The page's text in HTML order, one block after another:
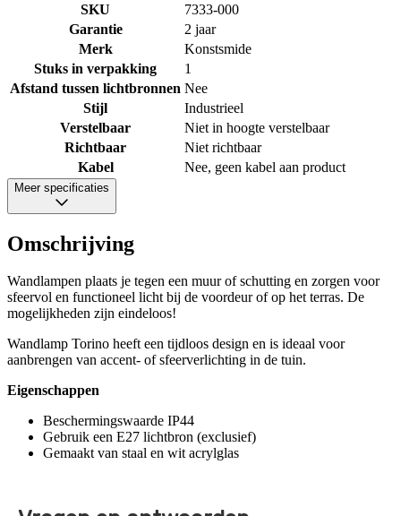
SKU
7333-000
Garantie
2 jaar
Merk
Konstsmide
Stuks in verpakking
1
Afstand tussen lichtbronnen Nee
Stijl
Industrieel
Verstelbaar
Niet in hoogte verstelbaar
Richtbaar
Niet richtbaar
Kabel
Nee, geen kabel aan product
Meer specificaties
Omschrijving
Wandlampen plaats je tegen een muur of schutting en zorgen voor
sfeervol en functioneel licht bij de voordeur of op het terras. De
mogelijkheden zijn eindeloos!
Wandlamp Torino heeft een tijdloos design en is ideaal voor
aanbrengen van accent- of sfeerverlichting in de tuin.
Eigenschappen
Beschermingswaarde IP44
Gebruik een E27 lichtbron (exclusief)
Gemaakt van staal en wit acrylglas